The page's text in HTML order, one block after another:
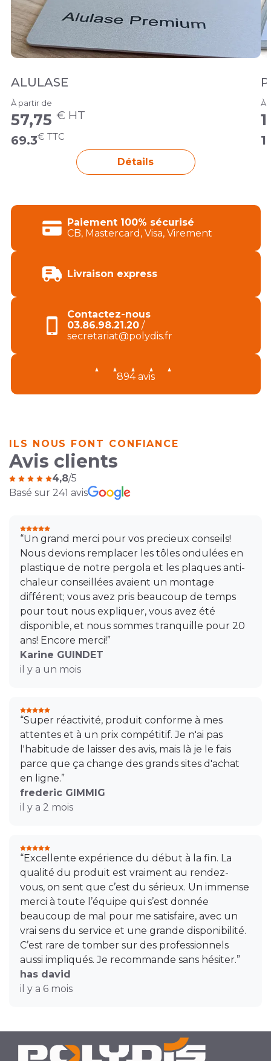
ALULASE
À partir de
57,75 € HT
69.3€ TTC
Détails
À
Paiement 100% sécurisé
CB, Mastercard, Visa, Virement
Livraison express
Contactez-nous
03.86.98.21.20 /
secretariat@polydis.fr
894 avis
ILS NOUS FONT CONFIANCE
Avis clients
4,8/5
Basé sur 241 avis
“Un grand merci pour vos precieux conseils!
Nous devions remplacer les tôles ondulées en
plastique de notre pergola et les plaques anti-
chaleur conseillées avaient un montage
différent; vous avez pris beaucoup de temps
pour tout nous expliquer, vous avez été
disponible, et nous sommes tranquille pour 20
ans! Encore merci!”
Karine GUINDET
il y a un mois
“Super réactivité, produit conforme à mes
attentes et à un prix compétitif. Je n'ai pas
l'habitude de laisser des avis, mais là je le fais
parce que ça change des grands sites d'achat
en ligne.”
frederic GIMMIG
il y a 2 mois
“Excellente expérience du début à la fin. La
qualité du produit est vraiment au rendez-
vous, on sent que c’est du sérieux. Un immense
merci à toute l’équipe qui s’est donnée
beaucoup de mal pour me satisfaire, avec un
vrai sens du service et une grande disponibilité.
C’est rare de tomber sur des professionnels
aussi impliqués. Je recommande sans hésiter.”
has david
il y a 6 mois